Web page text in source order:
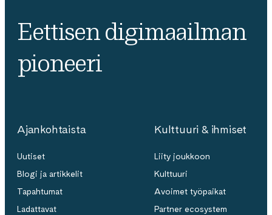
Eettisen digimaailman
pioneeri
Ajankohtaista
Uutiset
Blogi ja artikkelit
Tapahtumat
Ladattavat
Kulttuuri & ihmiset
Liity joukkoon
Kulttuuri
Avoimet työpaikat
Partner ecosystem